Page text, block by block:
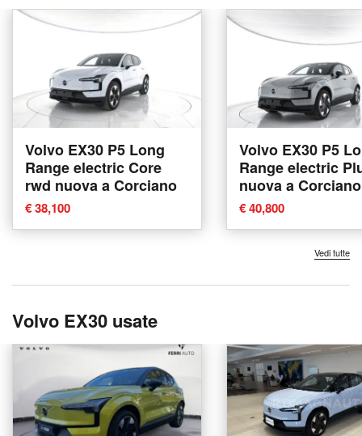
Volvo EX30 P5 Long
Range electric Core
rwd nuova a Corciano
€ 38,100
Volvo EX30 P5
Range electric
nuova a Corciano
€ 40,800
Vedi tutte
Volvo EX30 usate